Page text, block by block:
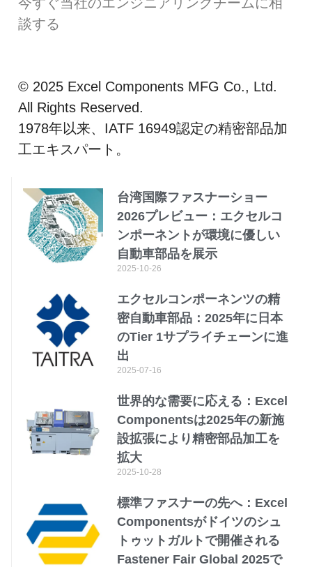
談する
© 2025 Excel Components MFG Co., Ltd.
All Rights Reserved.
1978年以来、IATF 16949認定の精密部品加
工エキスパート。
台湾国際ファスナーショー
2026プレビュー：エクセルコ
ンポーネントが環境に優しい
自動車部品を展示
2025-10-26
エクセルコンポーネンツの精
密自動車部品：2025年に日本
のTier 1サプライチェーンに進
出
2025-07-16
世界的な需要に応える：Excel
Componentsは2025年の新施
設拡張により精密部品加工を
拡大
2025-10-28
標準ファスナーの先へ：Excel
Componentsがドイツのシュ
トゥットガルトで開催される
Fastener Fair Global 2025で